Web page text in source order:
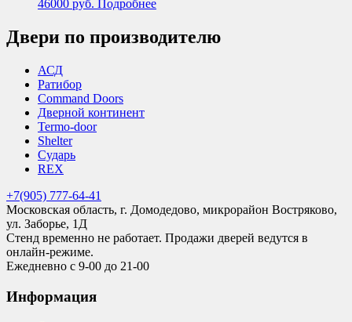
46000 руб. Подробнее
Двери по производителю
АСД
Ратибор
Command Doors
Дверной континент
Termo-door
Shelter
Сударь
REX
+7(905) 777-64-41
Московская область, г. Домодедово, микрорайон Востряково,
ул. Заборье, 1Д
Стенд временно не работает. Продажи дверей ведутся в
онлайн-режиме.
Ежедневно с 9-00 до 21-00
Информация